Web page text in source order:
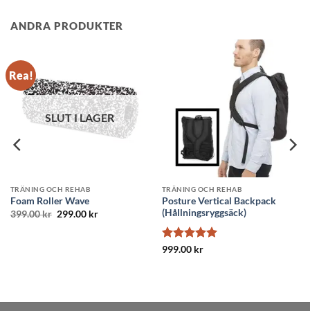
ANDRA PRODUKTER
TRÄNING OCH REHAB
Posture Vertical Backpack
(Hållningsryggsäck)
TRÄNING OCH REHAB
Balanssits
999.00kr